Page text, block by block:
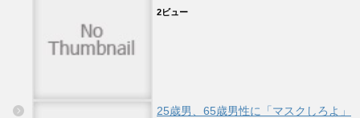
2ビュー
25歳男、65歳男性に「マスクしろよ」